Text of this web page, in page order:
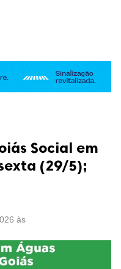
Social em
(29/5);
às